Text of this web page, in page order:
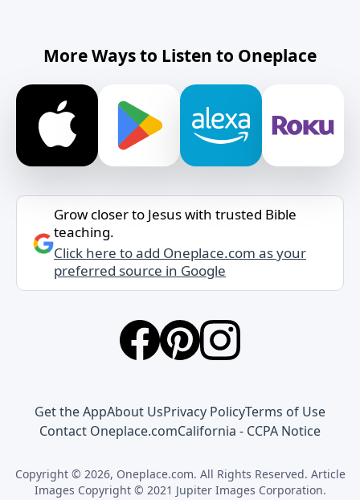
More Ways to Listen to Oneplace
Grow closer to Jesus with trusted Bible
teaching.
Click here to add Oneplace.com as your
preferred source in Google
Get the AppAbout UsPrivacy PolicyTerms of Use
Contact Oneplace.comCalifornia - CCPA Notice
Copyright © 2026, Oneplace.com. All Rights Reserved. Article
Images Copyright © 2021 Jupiter Images Corporation.